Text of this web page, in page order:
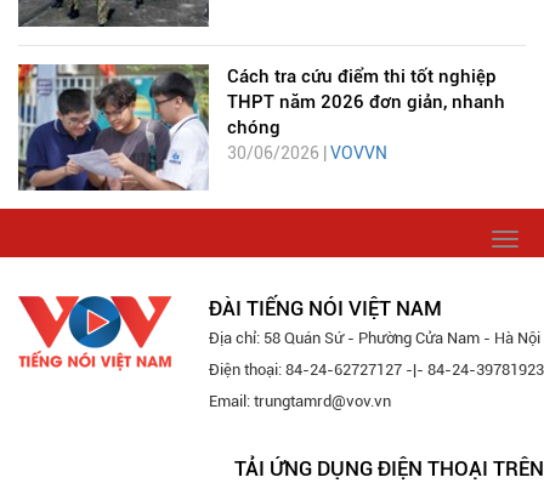
Cách tra cứu điểm thi tốt nghiệp
THPT năm 2026 đơn giản, nhanh
chóng
30/06/2026 | VOVVN
ĐÀI TIẾNG NÓI VIỆT NAM
Địa chỉ: 58 Quán Sứ - Phường Cửa Nam - Hà Nội
Điện thoại: 84-24-62727127 -|- 84-24-39781923
Email: trungtamrd@vov.vn
TẢI ỨNG DỤNG ĐIỆN THOẠI TRÊN